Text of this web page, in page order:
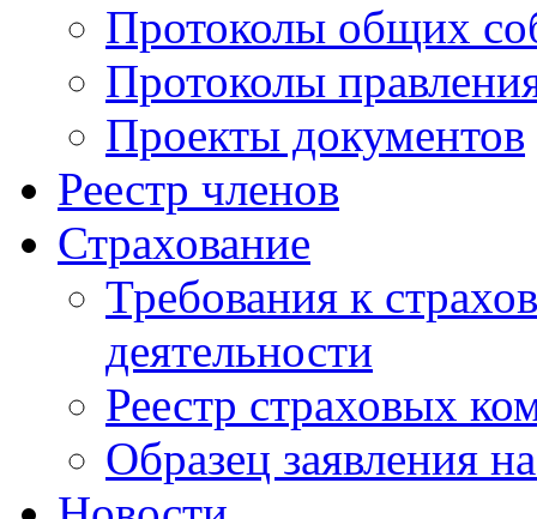
Протоколы общих
Протоколы
Проекты документов
Реестр членов
Страхование
Требования к
деятельности
Реестр страховых
Образец заявления